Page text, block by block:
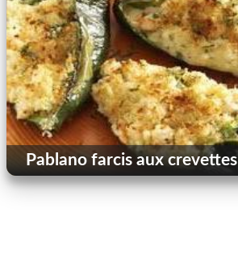
Pablano farcis aux crevettes